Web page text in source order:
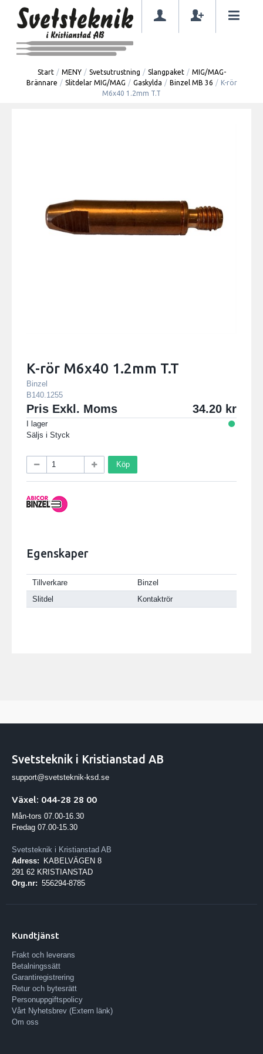
Start / MENY / Svetsutrustning / Slangpaket / MIG/MAG-
Brännare / Slitdelar MIG/MAG / Gaskylda / Binzel MB 36 / K-rör
M6x40 1.2mm T.T
K-rör M6x40 1.2mm T.T
Binzel
B140.1255
Pris Exkl. Moms 34.20
I lager
Säljs i Styck
Köp
Egenskaper
Tillverkare
Binzel
Slitdel
Kontaktrör
Svetsteknik i Kristianstad AB
support@svetsteknik-ksd.se
Växel: 044-28 28 00
Mån-tors 07.00-16.30
Fredag 07.00-15.30
Svetsteknik i Kristianstad AB
Adress:
KABELVÄGEN 8
291 62 KRISTIANSTAD
Org.nr: 556294-8785
Kundtjänst
Frakt och leverans
Betalningssätt
Garantiregistrering
Retur och bytesrätt
Personuppgiftspolicy
Vårt Nyhetsbrev (Extern länk)
Om oss